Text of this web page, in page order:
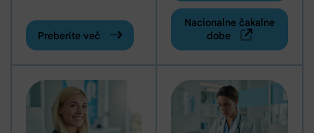
Preberite več
Nacionalne čakalne
dobe